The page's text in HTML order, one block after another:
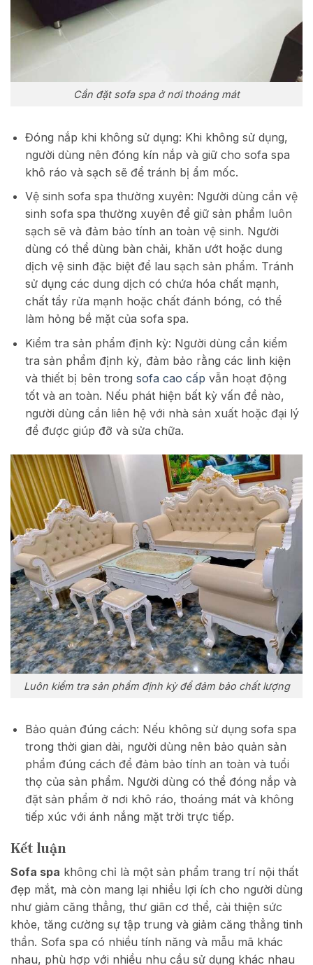
Cần đặt sofa spa ở nơi thoáng mát
Đóng nắp khi không sử dụng: Khi không sử dụng,
người dùng nên đóng kín nắp và giữ cho sofa spa
khô ráo và sạch sẽ để tránh bị ẩm mốc.
Vệ sinh sofa spa thường xuyên: Người dùng cần vệ
sinh sofa spa thường xuyên để giữ sản phẩm luôn
sạch sẽ và đảm bảo tính an toàn vệ sinh. Người
dùng có thể dùng bàn chải, khăn ướt hoặc dung
dịch vệ sinh đặc biệt để lau sạch sản phẩm. Tránh
sử dụng các dung dịch có chứa hóa chất mạnh,
chất tẩy rửa mạnh hoặc chất đánh bóng, có thể
làm hỏng bề mặt của sofa spa.
Kiểm tra sản phẩm định kỳ: Người dùng cần kiểm
tra sản phẩm định kỳ, đảm bảo rằng các linh kiện
và thiết bị bên trong sofa cao cấp vẫn hoạt động
tốt và an toàn. Nếu phát hiện bất kỳ vấn đề nào,
người dùng cần liên hệ với nhà sản xuất hoặc đại lý
để được giúp đỡ và sửa chữa.
Luôn kiểm tra sản phẩm định kỳ để đảm bảo chất lượng
Bảo quản đúng cách: Nếu không sử dụng sofa spa
trong thời gian dài, người dùng nên bảo quản sản
phẩm đúng cách để đảm bảo tính an toàn và tuổi
thọ của sản phẩm. Người dùng có thể đóng nắp và
đặt sản phẩm ở nơi khô ráo, thoáng mát và không
tiếp xúc với ánh nắng mặt trời trực tiếp.
Kết luận
Sofa spa không chỉ là một sản phẩm trang trí nội thất
đẹp mắt, mà còn mang lại nhiều lợi ích cho người dùng
như giảm căng thẳng, thư giãn cơ thể, cải thiện sức
khỏe, tăng cường sự tập trung và giảm căng thẳng tinh
thần. Sofa spa có nhiều tính năng và mẫu mã khác
nhau, phù hợp với nhiều nhu cầu sử dụng khác nhau